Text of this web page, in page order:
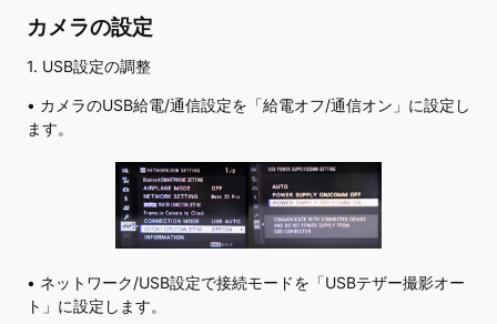
カメラの設定
1. USB設定の調整
• カメラのUSB給電/通信設定を「給電オフ/通信オン」に設定し
ます。
• ネットワーク/USB設定で接続モードを「USBテザー撮影オー
ト」に設定します。